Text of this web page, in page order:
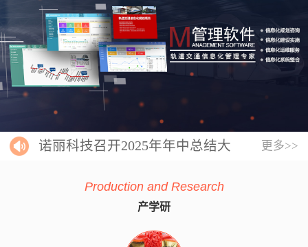
诺丽科技召开2025年年中总结大
更多>>
Production and Research
产学研